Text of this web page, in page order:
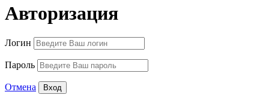
Авторизация
Логин
Пароль
Отмена